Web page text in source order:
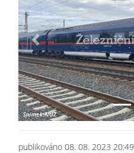
Previous
publikováno 08. 08. 2023 20:49